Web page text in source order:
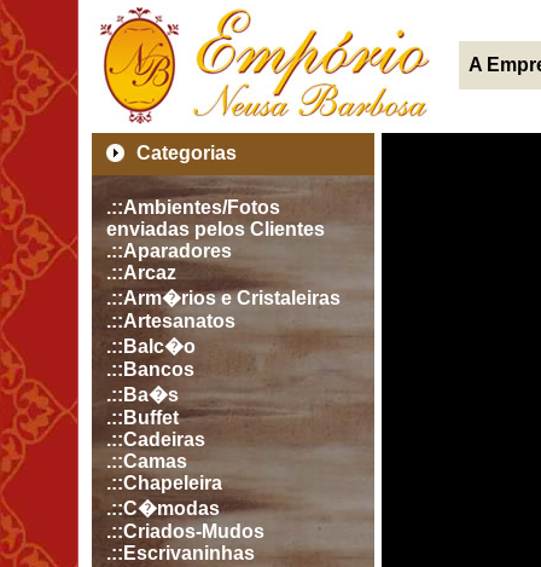
A
Categorias
.::Ambientes/Fotos
enviadas pelos Clientes
.::Aparadores
.::Arcaz
.::Arm�rios e Cristaleiras
.::Artesanatos
.::Balc�o
.::Bancos
.::Ba�s
.::Buffet
.::Cadeiras
.::Camas
.::Chapeleira
.::C�modas
.::Criados-Mudos
.::Escrivaninhas